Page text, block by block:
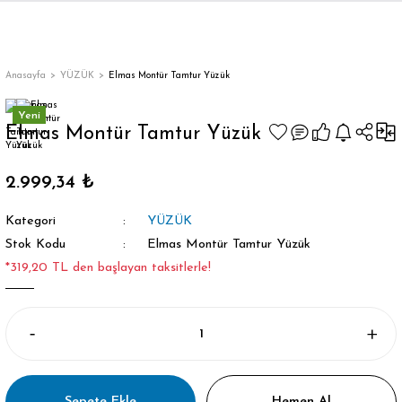
Anasayfa YÜZÜK Elmas Montür Tamtur Yüzük
Yeni
Elmas Montür Tamtur Yüzük
2.999,34 ₺
Kategori
YÜZÜK
Stok Kodu
Elmas Montür Tamtur Yüzük
*319,20 TL den başlayan taksitlerle!